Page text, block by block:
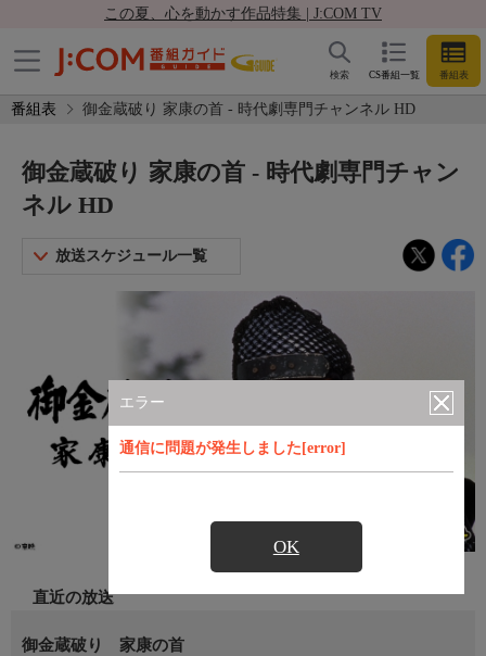
この夏、心を動かす作品特集 | J:COM TV
CS番組一覧 番組表
検索
番組表 御金蔵破り 家康の首 - 時代劇専門チャンネル HD
エラー
通信に問題が発生しました[error]
OK
御金蔵破り 家康の首 - 時代劇専門チャン
ネル HD
放送スケジュール一覧
直近の放送
御金蔵破り 家康の首